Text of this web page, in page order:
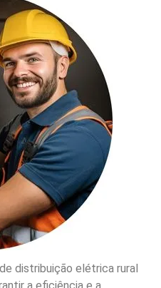
e novas
com preço justo
Trabalhamos com
todas as normas
eficiente e duradouro.
eletricista especializado!
sem compromisso.
WhatsApp!
agilidade e segurança!
do Campo – SP
e confiança!